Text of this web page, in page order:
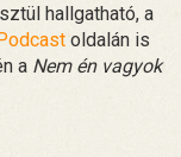
hallgatható, a
oldalán is
a Nem én vagyok